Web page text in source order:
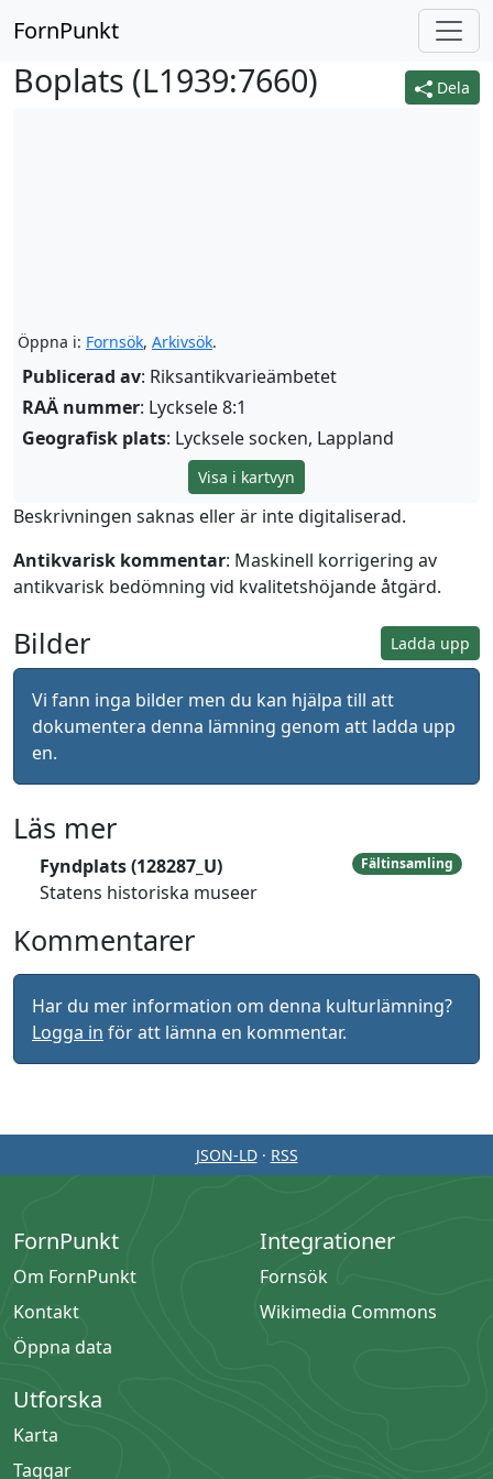
FornPunkt
Dela
Boplats (L1939:7660)
Öppna i: Fornsök, Arkivsök.
Publicerad av: Riksantikvarieämbetet
RAÄ nummer: Lycksele 8:1
Geografisk plats: Lycksele socken, Lappland
Visa i kartvyn
Beskrivningen saknas eller är inte digitaliserad.
Antikvarisk kommentar: Maskinell korrigering av
antikvarisk bedömning vid kvalitetshöjande åtgärd.
Ladda upp
Bilder
Vi fann inga bilder men du kan hjälpa till att
dokumentera denna lämning genom att ladda upp
en.
Läs mer
Fyndplats (128287_U)
Statens historiska museer
Fältinsamling
Kommentarer
Har du mer information om denna kulturlämning?
Logga in för att lämna en kommentar.
JSON-LD· RSS
FornPunkt
Om FornPunkt
Kontakt
Öppna data
Integrationer
Fornsök
Wikimedia Commons
Utforska
Karta
Taggar